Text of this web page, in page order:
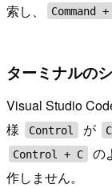
索し、
Command
ターミナルの
Visual Studio
様
Control が
Control + C
の
作しません。